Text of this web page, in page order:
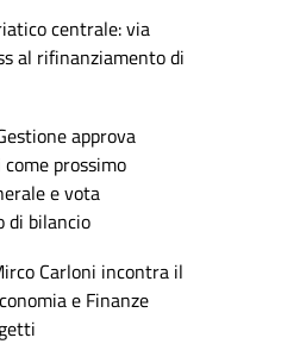
centrale: via
al rifinanziamento di
approva
prossimo
e vota
di bilancio
Carloni incontra il
e Finanze